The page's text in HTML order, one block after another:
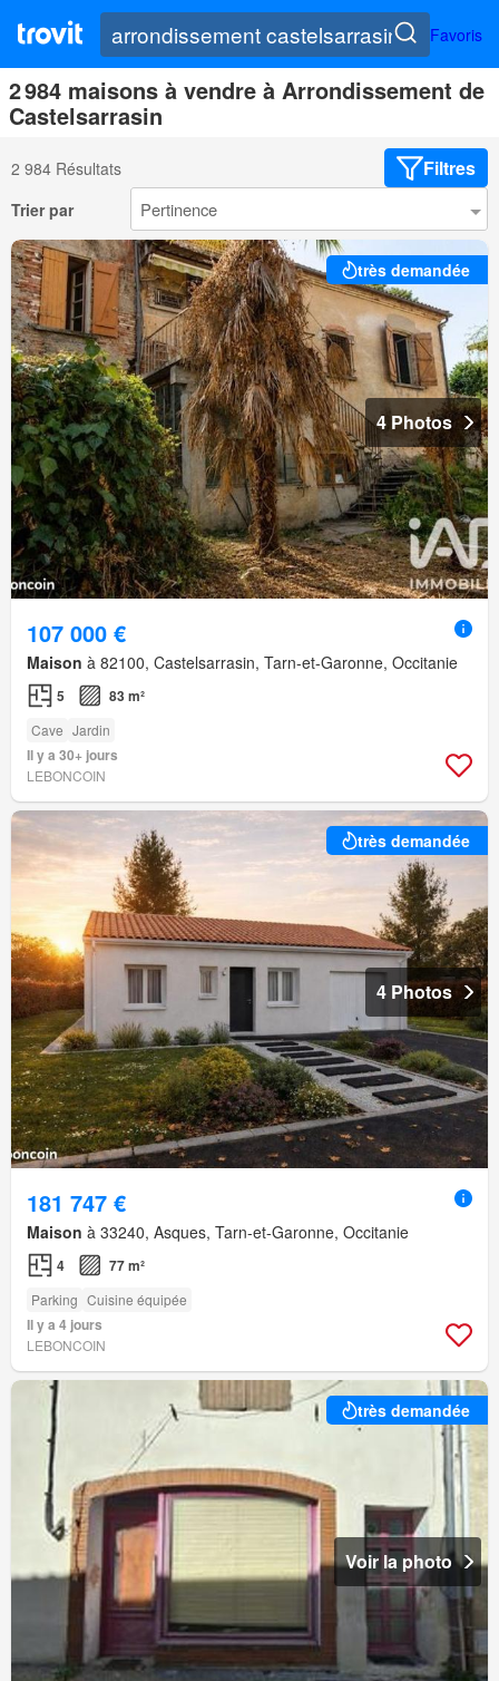
Favoris
2 984 maisons à vendre à Arrondissement de
Castelsarrasin
2 984 Résultats Filtres
Trier par
très demandée
4 Photos
107 000 €
Maison à 82100, Castelsarrasin, Tarn-et-Garonne, Occitanie
5 83 m²
Cave Jardin
Il y a 30+ jours
LEBONCOIN
très demandée
4 Photos
181 747 €
Maison à 33240, Asques, Tarn-et-Garonne, Occitanie
4 77 m²
Parking Cuisine équipée
Il y a 4 jours
LEBONCOIN
très demandée
Voir la photo